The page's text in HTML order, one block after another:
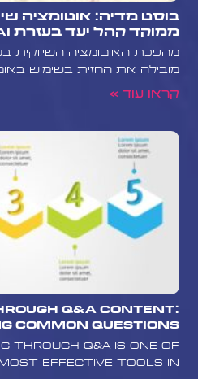
בוסט מדיה: אוטומציה
ממוקד קהל יעד בעזרת AI
מובילה את החזית בשימוש
קראו עוד »
Q&A Content:
Common Questions
through Q&A is one of
effective tools in